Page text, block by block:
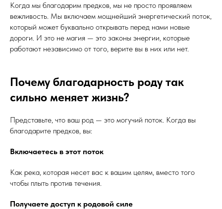
Когда мы благодарим предков, мы не просто проявляем
вежливость. Мы включаем мощнейший энергетический поток,
который может буквально открывать перед нами новые
дороги. И это не магия — это законы энергии, которые
работают независимо от того, верите вы в них или нет.
Почему благодарность роду так
сильно меняет жизнь?
Представьте, что ваш род — это могучий поток. Когда вы
благодарите предков, вы:
Включаетесь в этот поток
Как река, которая несет вас к вашим целям, вместо того
чтобы плыть против течения.
Получаете доступ к родовой силе